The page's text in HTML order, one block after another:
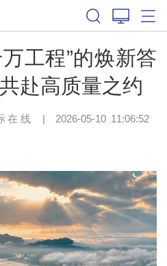
工程”的焕新答
赴高质量之约
在线 | 2026-05-10 11:06:52